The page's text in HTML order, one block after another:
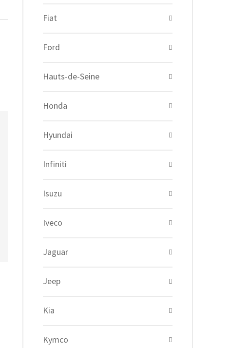
Fiat
Ford
Hauts-de-Seine
Honda
Hyundai
Infiniti
Isuzu
Iveco
Jaguar
Jeep
Kia
Kymco